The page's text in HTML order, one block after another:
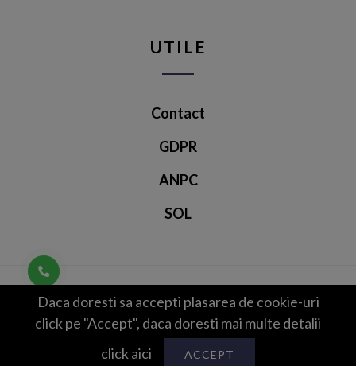
Daca doresti sa accepti plasarea de cookie-uri
click pe "Accept", daca doresti mai multe detalii
click aici
ACCEPT
UTILE
Contact
GDPR
ANPC
SOL
Depozitul de lenjerii © 2026
Created byG99